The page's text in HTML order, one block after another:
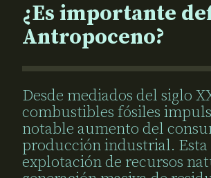
¿Es importante
Antropoceno?
Desde mediados del siglo
combustibles fósiles
notable aumento del
producción industrial. Esta
explotación de recursos